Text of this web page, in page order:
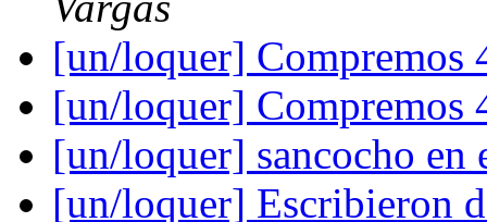
[un/loquer] Compremos
[un/loquer] Compremos
[un/loquer] sancocho
[un/loquer] Escribieron